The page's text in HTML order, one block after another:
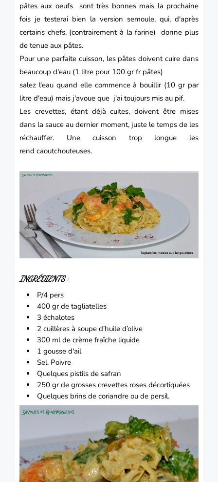
pâtes aux oeufs sont très bonnes mais la prochaine
fois je testerai bien la version semoule, qui, d'après
certains chefs, (contrairement à la farine) donne plus
de tenue aux pâtes.
Pour une parfaite cuisson, les pâtes doivent cuire dans
beaucoup d'eau (1 litre pour 100 gr fr pâtes)
salez l'eau quand elle commence à bouillir (10 gr par
litre d'eau) mais j'avoue que j'ai toujours mis au pif.
Les crevettes, étant déjà cuites, doivent être mises
dans la sauce au dernier moment, juste le temps de les
réchauffer. Une cuisson trop longue les
rend caoutchouteuses.
INGRÉDIENTS :
P/4 pers
400 gr de tagliatelles
3 échalotes
2 cuillères à soupe d’huile d’olive
300 ml de crème fraîche liquide
1 gousse d'ail
Sel. Poivre
Quelques pistils de safran
250 gr de grosses crevettes roses décortiquées
Quelques brins de coriandre ou de persil.